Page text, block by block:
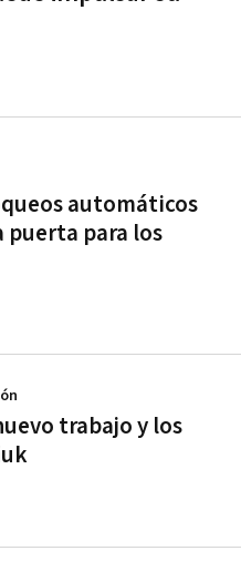
automáticos
puerta para los
trabajo y los